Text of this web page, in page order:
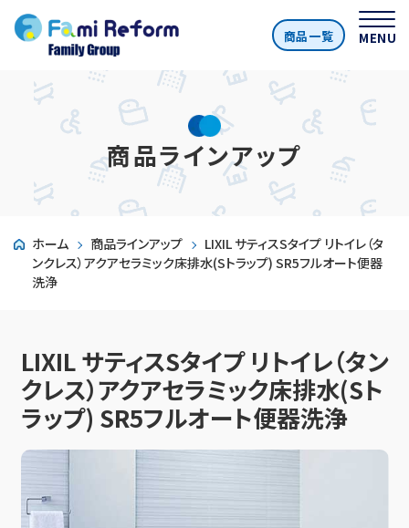
商品一覧 MENU
商品ラインアップ
ホーム 商品ラインアップ
LIXIL サティスSタイプ リトイレ（タ
ンクレス）アクアセラミック床排水(Sトラップ) SR5フルオート便器
洗浄
LIXIL サティスSタイプ リトイレ（タン
クレス）アクアセラミック床排水(Sト
ラップ) SR5フルオート便器洗浄